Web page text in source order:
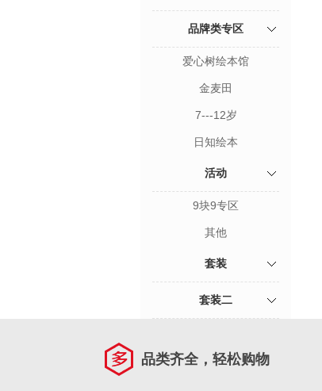
品牌类专区
爱心树绘本馆
金麦田
7---12岁
日知绘本
活动
9块9专区
其他
套装
套装二
品类齐全，轻松购物